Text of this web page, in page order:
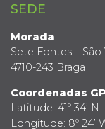
SEDE
Morada
Sete Fontes –
4710-243 Braga
Coordenadas
Latitude: 41º 34’ N
Longitude: 8º 24’